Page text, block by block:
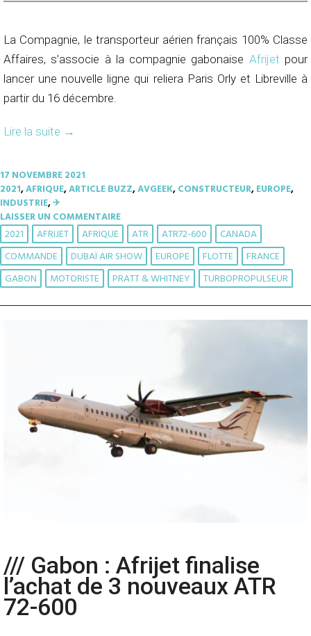
La Compagnie, le transporteur aérien français 100% Classe
Affaires, s’associe à la compagnie gabonaise Afrijet pour
lancer une nouvelle ligne qui reliera Paris Orly et Libreville à
partir du 16 décembre.
Lire la suite →
17 NOVEMBRE 2021
2021,AFRIQUE,ARTICLE BUZZ,AVGEEK,CONSTRUCTEUR,EUROPE,
INDUSTRIE,✈︎
LAISSER UN COMMENTAIRE
2021 AFRIJET AFRIQUE ATR ATR72-600
CANADA
COMMANDE
DUBAÏ AIR SHOW EUROPE FLOTTE
FRANCE
GABON
MOTORISTE PRATT & WHITNEY TURBOPROPULSEUR
/// Gabon : Afrijet finalise
l’achat de 3 nouveaux ATR
72-600